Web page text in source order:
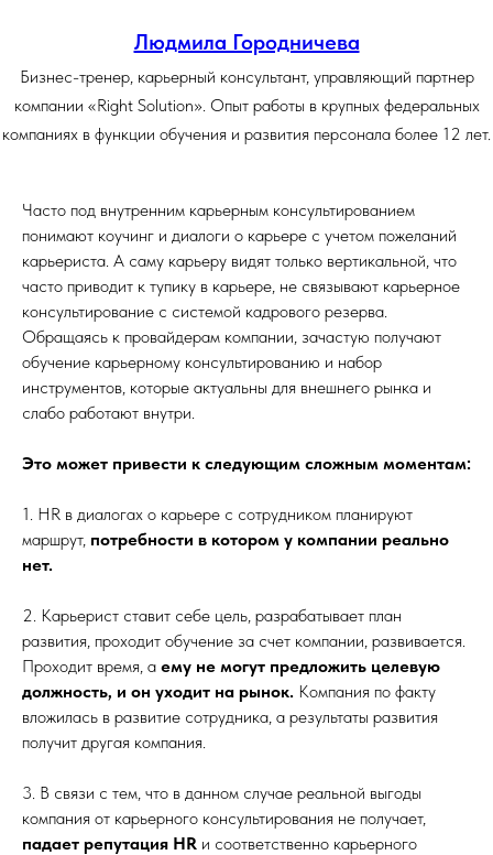
Людмила Городничева
Бизнес-тренер, карьерный консультант, управляющий партнер
компании «Right Solution». Опыт работы в крупных федеральных
компаниях в функции обучения и развития персонала более 12 лет.
Часто под внутренним карьерным консультированием
понимают коучинг и диалоги о карьере с учетом пожеланий
карьериста. А саму карьеру видят только вертикальной, что
часто приводит к тупику в карьере, не связывают карьерное
консультирование с системой кадрового резерва.
Обращаясь к провайдерам компании, зачастую получают
обучение карьерному консультированию и набор
инструментов, которые актуальны для внешнего рынка и
слабо работают внутри.
Это может привести к следующим сложным моментам:
1. HR в диалогах о карьере с сотрудником планируют
маршрут, потребности в котором у компании реально
нет.
2. Карьерист ставит себе цель, разрабатывает план
развития, проходит обучение за счет компании, развивается.
Проходит время, а ему не могут предложить целевую
должность, и он уходит на рынок. Компания по факту
вложилась в развитие сотрудника, а результаты развития
получит другая компания.
3. В связи с тем, что в данном случае реальной выгоды
компания от карьерного консультирования не получает,
падает репутация HR и соответственно карьерного